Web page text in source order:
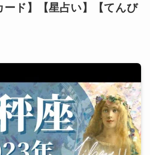
ード】【星占い】【てんび